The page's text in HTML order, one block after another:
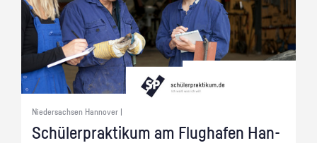
Niedersachsen Hannover |
Schü­ler­prak­ti­kum am Flug­ha­fen Han­